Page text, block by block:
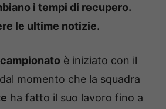
i tempi di recupero.
le ultime notizie.
campionato è iniziato con il
momento che la squadra
ha fatto il suo lavoro fino a